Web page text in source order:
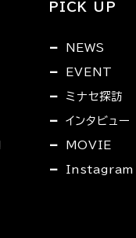
PICK UP
NEWS
EVENT
ミナセ探訪
インタビュー
MOVIE
Instagram